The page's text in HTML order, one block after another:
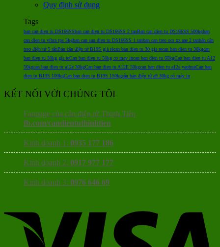
Quy định sử dụng
Tags
ban can dien tu DS166SSban can dien tu DS166SS 2 tanBan can dien tu DS166SS 500kgban
can dien tu vibra tps 3kgban can san dien tu DS166SS 1 tanban can treo ocs xz aae 2 tanbán cân
treo điện tử 5 tấnBán cân điện tử B19S giá rẻcan ban dien tu 30 gia recan ban dien tu 30kgcan
ban dien tu 30kg gia reCan ban dien tu 50kg co may incan ban dien tu 60kgCan ban dien tu A12
50kgcan ban dien tu a12e 30kgCan ban dien tu A12E 50kgcan ban dien tu a12e yaohuaCan ban
dien tu B19S 100kgCan ban dien tu B19S 150kgcân bàn điện tử a9 30kg có máy in
KẾT NỐI VỚI CHÚNG TÔI
Fanpage của cân điện tử Thịnh Tiến
fb.com/candientuthinhtien
Kinh doanh 1: 0935 177 186
Kinh doanh 2: 0917 977 177
Kinh doanh 3: 0976 646 69